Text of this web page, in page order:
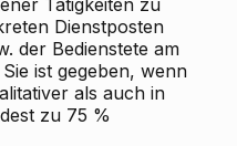
Dienstposten
der Bedienstete am
ist gegeben, wenn
als auch in
zu 75 %